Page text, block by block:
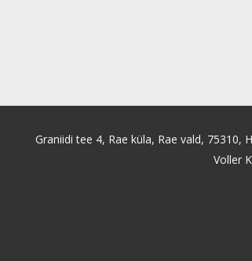
Graniidi tee 4, Rae küla, Rae vald, 75310,
Voller